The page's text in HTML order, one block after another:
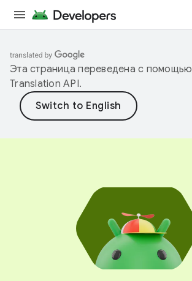
Эта страница переведена с помощью
Translation API.